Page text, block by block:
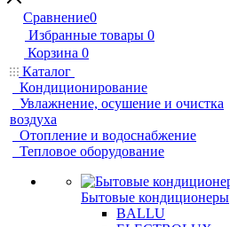
Сравнение0
Избранные товары 0
Корзина 0
Каталог
Кондиционирование
Увлажнение, осушение и очистка
воздуха
Отопление и водоснабжение
Тепловое оборудование
Бытовые кондиционеры
BALLU